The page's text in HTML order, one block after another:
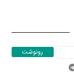
رونوشت